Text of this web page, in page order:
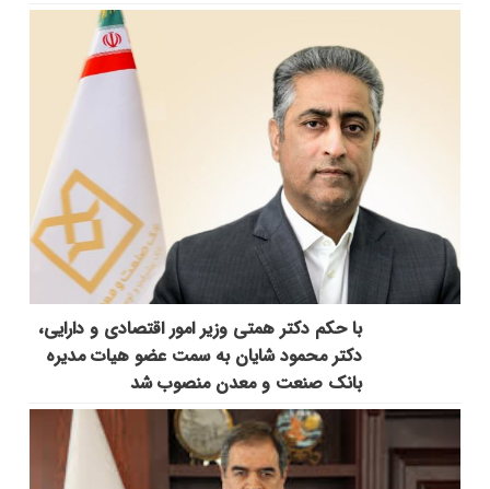
با حکم دکتر همتی وزیر امور اقتصادی و دارایی،
دکتر محمود شایان به سمت عضو هیات مدیره
بانک صنعت و معدن منصوب شد